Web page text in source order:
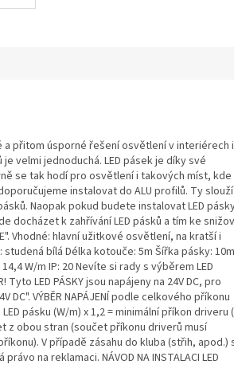
přitom úsporné řešení osvětlení v interiérech i
velmi jednoduchá. LED pásek je díky své
se tak hodí pro osvětlení i takových míst,
instalovat do ALU profilů. Ty slouží
Naopak pokud budete instalovat LED
docházet k zahřívání LED pásků a tím ke
Vhodné: hlavní užitkové osvětlení, na kratší i
bílá Délka kotouče: 5m Šířka pásky:
W/m IP: 20 Nevíte si rady s výběrem LED
Tyto LED PÁSKY jsou napájeny na 24V DC, pro
DC". VÝBĚR NAPÁJENÍ podle celkového příkonu
pásku (W/m) x 1,2 = minimální příkon driveru
z obou stran (součet příkonu driverů musí
V případě zásahu do kluba (střih, apod.)
na reklamaci. NÁVOD NA INSTALACI LED